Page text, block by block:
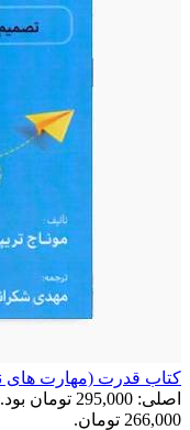
کتاب قدرت (مهارت های
اصلی: 295,000 تومان بود.
266,000 تومان.